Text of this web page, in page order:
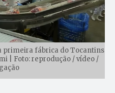
primeira fábrica do Tocantins
| Foto: reprodução / vídeo /